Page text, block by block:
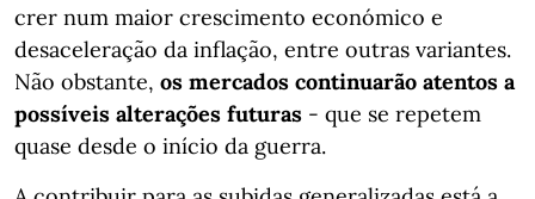
crer num maior crescimento económico e
desaceleração da inflação, entre outras variantes.
Não obstante, os mercados continuarão atentos a
possíveis alterações futuras - que se repetem
quase desde o início da guerra.